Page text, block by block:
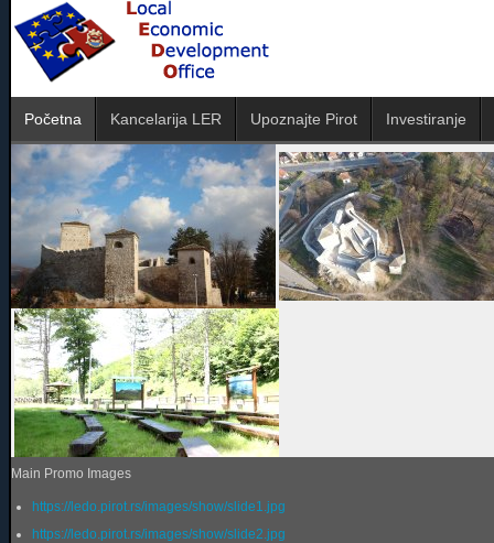
Početna Kancelarija LER Upoznajte Pirot Investiranje
Main Promo Images
https://ledo.pirot.rs/images/show/slide1.jpg
https://ledo.pirot.rs/images/show/slide2.jpg